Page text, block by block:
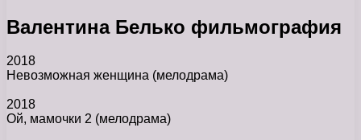
Валентина Белько фильмография
2018
Невозможная женщина (мелодрама)
2018
Ой, мамочки 2 (мелодрама)